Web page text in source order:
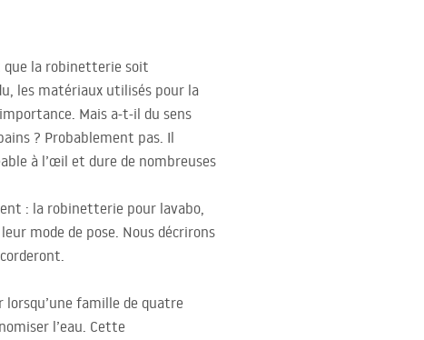
que la robinetterie soit
les matériaux utilisés pour la
Mais a-t-il du sens
? Probablement pas. Il
à l’œil et dure de nombreuses
: la robinetterie pour lavabo,
mode de pose. Nous décrirons
famille de quatre
l’eau. Cette